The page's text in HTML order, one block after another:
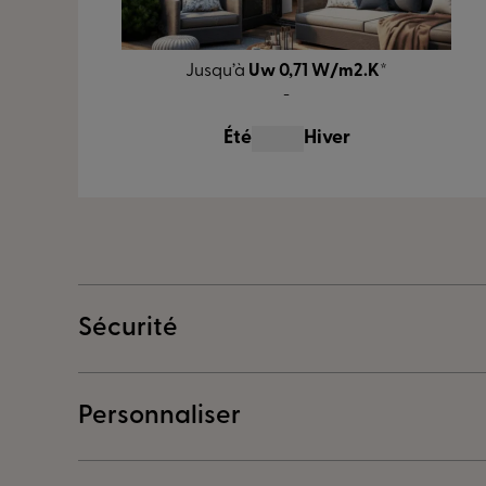
Jusqu’à Uw 0,71 W/m2.K*
-
Été Hiver
Sécurité
Personnaliser